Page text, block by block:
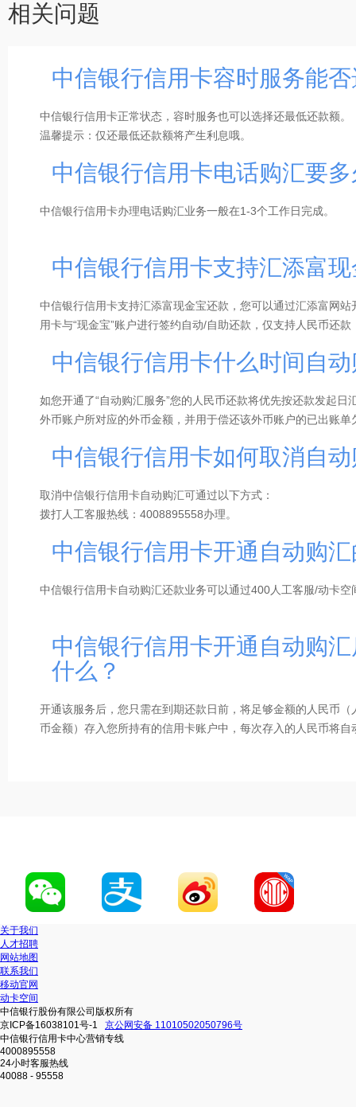
相关问题
中信银行信用卡容时服务能
中信银行信用卡正常状态，容时服务也可以选择还最低还款额。
温馨提示：仅还最低还款额将产生利息哦。
中信银行信用卡电话购汇要
中信银行信用卡办理电话购汇业务一般在1-3个工作日完成。
中信银行信用卡支持汇添富
中信银行信用卡支持汇添富现金宝还款，您可以通过汇添富网站
用卡与“现金宝”账户进行签约自动/自助还款，仅支持人民币还
◆办理渠道：通过汇添富网站（点击跳转）办理
款，下一个基金日到账。
◆收费标准：以转出行资费标准为准
◆详情请咨询汇添富官方客服4008889918
中信银行信用卡什么时间自
如您开通了“自动购汇服务”您的人民币还款将优先按还款发起日
外币账户所对应的外币金额，并用于偿还该外币账户的已出账
低还款额、外币剩余未还金额、人民币剩余未还金额的顺序进
中信银行信用卡如何取消自
取消中信银行信用卡自动购汇可通过以下方式：
拨打人工客服热线：4008895558办理。
中信银行信用卡开通自动购
中信银行信用卡自动购汇还款业务可以通过400人工客服/动卡
中信银行信用卡开通自动购
什么？
开通该服务后，您只需在到期还款日前，将足够金额的人民币
币金额）存入您所持有的信用卡账户中，每次存入的人民币将
关于我们
人才招聘
网站地图
联系我们
移动官网
动卡空间
中信银行股份有限公司版权所有
京ICP备16038101号-1
京公网安备 11010502050796号
中信银行信用卡中心营销专线
4000895558
24小时客服热线
40088 - 95558